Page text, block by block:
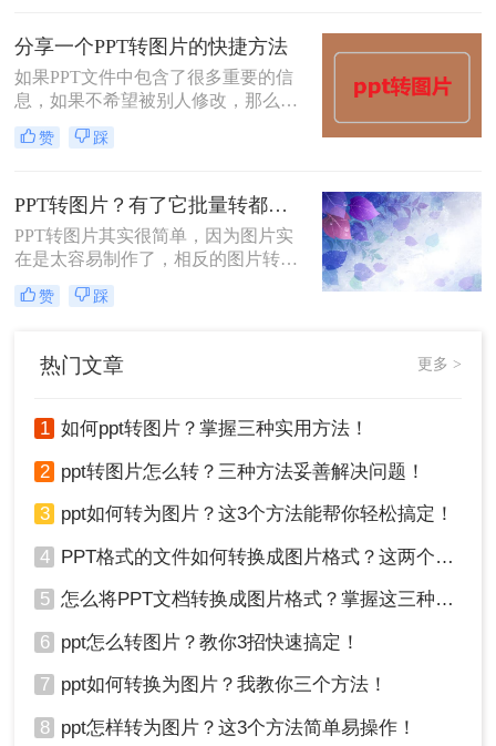
内容，又不想被对方知道PPT文档的
全部内容时，那么将部分内容转换成
图片就很有必要了。就好比说，你做
了一个PPT模板的网站，在给大家分
享模板的同时，也还需要使用图片来
展示一下模板的大概详情吧。但是一
一键转换，那就方便多了。
分享一个PPT转图片的快捷方法
如果PPT文件中包含了很多重要的信
息，如果不希望被别人修改，​那么我
们就可以将它转化为图片。小编了解
到，现在还有很多人不知道如何将
者的转换非常简单。
赞 踩
PPT转图片？有了它批量转都没问题
PPT转图片其实很简单，因为图片实
在是太容易制作了，相反的图片转
PPT却是很难，PPT转图片容易是容
易，最简单的方法就是截图，很多软
浏览器等，相信大家对这个功能都了
如指掌，但是当PPT数量多了起来，
办法可以批量转图片呢？毕竟截图只
能一张张来，批量还是做不到的。
赞 踩
热门文章 更多 >
1 如何ppt转图片？掌握三种实用方法！
2 ppt转图片怎么转？三种方法妥善解决问题！
3 ppt如何转为图片？这3个方法能帮你轻松搞定！
4 PPT格式的文件如何转换成图片格式？这两个方法轻松搞定！
5 怎么将PPT文档转换成图片格式？掌握这三种方法让你事半功倍！
6 ppt怎么转图片？教你3招快速搞定！
7 ppt如何转换为图片？我教你三个方法！
8 ppt怎样转为图片？这3个方法简单易操作！